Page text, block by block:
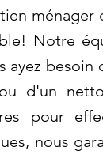
Notre
ayez
d'un
pour
nous